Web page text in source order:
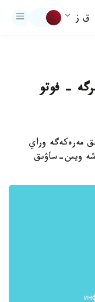
ق ز
- فوتو
مەرەكەگە وراي
ويىن-ساۋىق